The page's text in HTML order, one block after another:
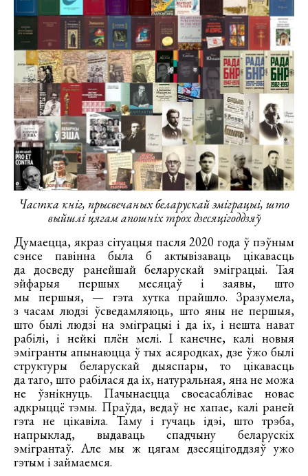
Частка кніг, прысвечаных беларускай эміграцыі, што
выйшлі цягам апошніх трох дзесяцігоддзяў
Думаецца, якраз сітуацыя пасля 2020 года ў пэўным
сэнсе павінна была б актывізаваць цікавасць
да досведу ранейшай беларускай эміграцыі. Тая
эйфарыя першых месяцаў і заявы, што
мы першыя, — гэта хутка прайшло. Зразумела,
з часам людзі ўсведамляюць, што яны не першыя,
што былі людзі на эміграцыі і да іх, і нешта нават
рабілі, і нейкі плён мелі. І канечне, калі новыя
эмігранты апынаюцца ў тых асяродках, дзе ўжо былі
структуры беларускай дыяспары, то цікавасць
да таго, што рабілася да іх, натуральная, яна не можа
не ўзнікнуць. Пачынаецца своеасаблівае новае
адкрыццё тэмы. Праўда, ведаў не хапае, калі раней
гэта не цікавіла. Таму і гучаць ідэі, што трэба,
напрыклад, выдаваць спадчыну беларускіх
эмігрантаў. Але мы ж цягам дзесяцігоддзяў ужо
гэтым і займаемся.